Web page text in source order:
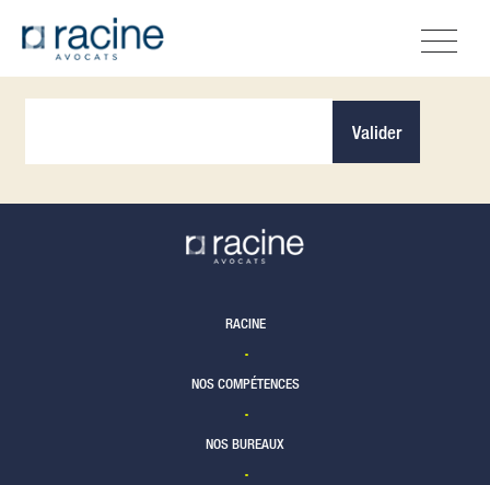
Recevez nos informations
Valider
RACINE
NOS COMPÉTENCES
NOS BUREAUX